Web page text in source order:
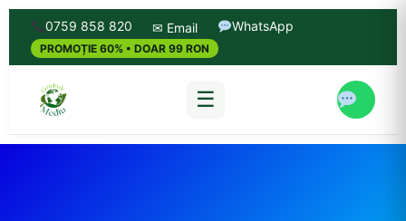
0759 858 820 ✉ Email WhatsApp
PROMOȚIE 60% • DOAR 99 RON
☰